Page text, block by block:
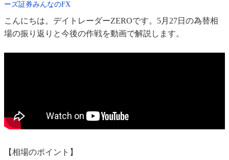
ーズ証券みんなのFX
こんにちは。デイトレーダーZEROです。5月27日の為替相
場の振り返りと今後の作戦を動画で解説します。
【相場のポイント】